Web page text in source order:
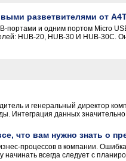
разветвителями от
портами и одним портом Micro
HUB-20, HUB-30 И HUB-
и генеральный директор
Интеграция данных
что вам нужно знать о
процессов в компании.
начинать всегда следует с